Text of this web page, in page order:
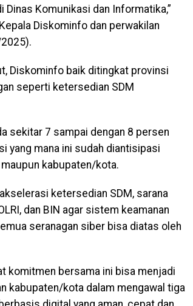
Komunikasi dan Informatika,”
Diskominfo dan perwakilan
Diskominfo baik ditingkat provinsi
seperti ketersedian SDM
sekitar 7 sampai dengan 8 persen
yang mana ini sudah diantisipasi
kabupaten/kota.
ketersedian SDM, sarana
dan BIN agar sistem keamanan
seranagan siber bisa diatas oleh
komitmen bersama ini bisa menjadi
kabupaten/kota dalam mengawal tiga